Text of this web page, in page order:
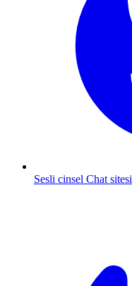
Sesli cinsel Chat sitesi